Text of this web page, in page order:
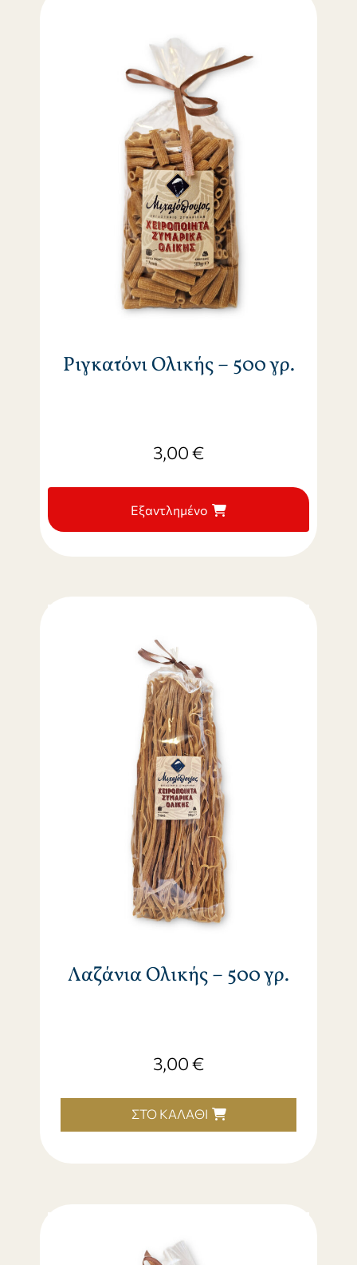
Ριγκατόνι Ολικής – 500 γρ.
3,00€
Εξαντλημένο
Λαζάνια Ολικής – 500 γρ.
3,00€
ΣΤΟ ΚΑΛΆΘΙ